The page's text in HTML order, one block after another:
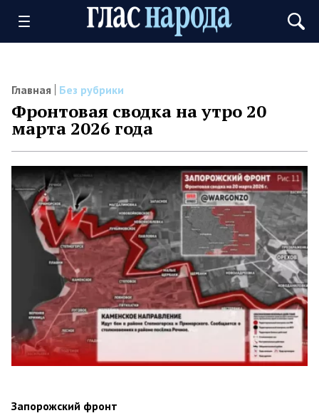
Главная Без рубрики
Фронтовая сводка на утро 20
марта 2026 года
Запорожский фронт